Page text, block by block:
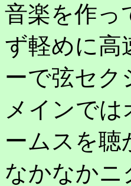
音楽を作っ
ず軽めに高
ーで弦セク
メインで
ームスを聴
なかなかニ